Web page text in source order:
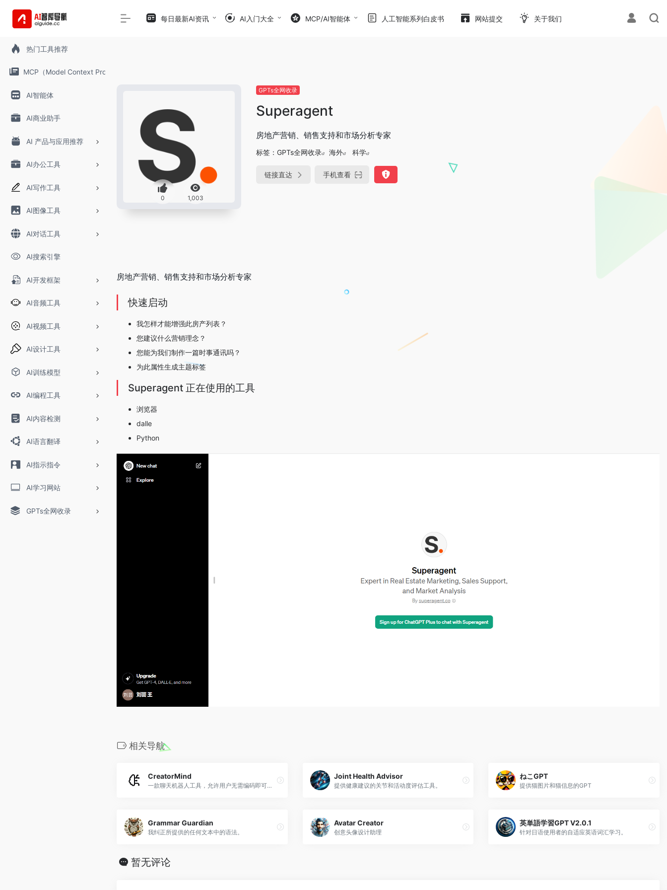
热门工具推荐
MCP（Model Context Protocol）
AI智能体
AI商业助手
AI 产品与应用推荐
AI办公工具
AI写作工具
AI图像工具
AI对话工具
AI搜索引擎
AI开发框架
AI音频工具
AI视频工具
AI设计工具
AI训练模型
AI编程工具
AI内容检测
AI语言翻译
AI指示指令
AI学习网站
GPTs全网收录
每日最新AI资讯 AI入门大全 MCP/AI智能体 人工智能系列白皮书 网站提交 关于我们
0 1,003
GPTs全网收录
Superagent
房地产营销、销售支持和市场分析专家
标签： GPTs全网收录 海外 科学
链接直达 手机查看
房地产营销、销售支持和市场分析专家
快速启动
我怎样才能增强此房产列表？
您建议什么营销理念？
您能为我们制作一篇时事通讯吗？
为此属性生成主题标签
Superagent 正在使用的工具
浏览器
dalle
Python
相关导航
CreatorMind
一款聊天机器人工具，允许用户无需编码即可创建交互式聊天机器人
Joint Health Advisor
提供健康建议的关节和活动度评估工具。
ねこGPT
提供猫图片和猫信息的GPT
Grammar Guardian
我纠正所提供的任何文本中的语法。
Avatar Creator
创意头像设计助理
英単語学習GPT V2.0.1
针对日语使用者的自适应英语词汇学习。
暂无评论